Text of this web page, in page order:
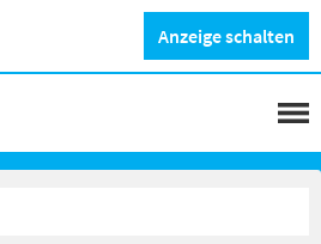
Anzeige schalten